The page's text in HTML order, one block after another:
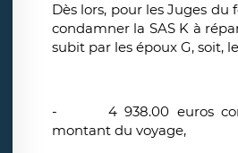
Dès lors, pour les Juges du
condamner la SAS K à
subit par les époux G, soit,
-
4 938.00 euros
montant du voyage,